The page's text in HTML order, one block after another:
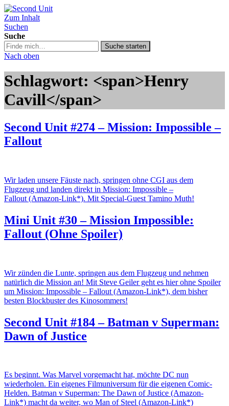
Second Unit
Zum Inhalt
Suchen
Suche
Suche
in
podcast.de/
Suche starten
Nach oben
Schlagwort: <span>Henry
Cavill</span>
Second Unit #274 – Mission: Impossible –
Fallout
Wir laden unsere Fäuste nach, springen ohne CGI aus dem
Flugzeug und landen direkt in Mission: Impossible –
Fallout (Amazon-Link*). Mit Special-Guest Tamino Muth!
Mini Unit #30 – Mission Impossible:
Fallout (Ohne Spoiler)
Wir zünden die Lunte, springen aus dem Flugzeug und nehmen
natürlich die Mission an! Mit Steve Geiler geht es hier ohne Spoiler
um Mission: Impossible – Fallout (Amazon-Link*), dem bisher
besten Blockbuster des Kinosommers!
Second Unit #184 – Batman v Superman:
Dawn of Justice
Es beginnt. Was Marvel vorgemacht hat, möchte DC nun
wiederholen. Ein eigenes Filmuniversum für die eigenen Comic-
Helden. Batman v Superman: The Dawn of Justice (Amazon-
Link*) macht da weiter, wo Man of Steel (Amazon-Link*)